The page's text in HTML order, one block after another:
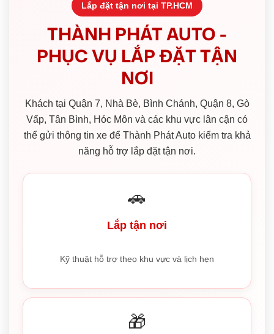
Lắp đặt tận nơi tại TP.HCM
THÀNH PHÁT AUTO -
PHỤC VỤ LẮP ĐẶT TẬN
NƠI
Khách tại Quận 7, Nhà Bè, Bình Chánh, Quận 8, Gò
Vấp, Tân Bình, Hóc Môn và các khu vực lân cận có
thể gửi thông tin xe để Thành Phát Auto kiểm tra khả
năng hỗ trợ lắp đặt tận nơi.
🚗
Lắp tận nơi
Kỹ thuật hỗ trợ theo khu vực và lịch hẹn
🎁